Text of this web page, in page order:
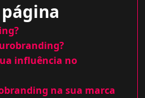
influência no
na sua marca